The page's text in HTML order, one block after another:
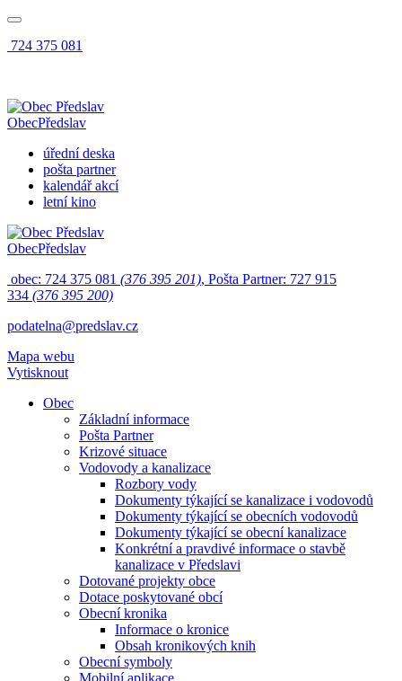
724 375 081
ObecPředslav
úřední deska
pošta partner
kalendář akcí
letní kino
ObecPředslav
obec: 724 375 081 (376 395 201), Pošta Partner: 727 915
334 (376 395 200)
podatelna@predslav.cz
Mapa webu
Vytisknout
Obec
Základní informace
Pošta Partner
Krizové situace
Vodovody a kanalizace
Rozbory vody
Dokumenty týkající se kanalizace i vodovodů
Dokumenty týkající se obecních vodovodů
Dokumenty týkající se obecní kanalizace
Konkrétní a pravdivé informace o stavbě
kanalizace v Předslavi
Dotované projekty obce
Dotace poskytované obcí
Obecní kronika
Informace o kronice
Obsah kronikových knih
Obecní symboly
Mobilní aplikace